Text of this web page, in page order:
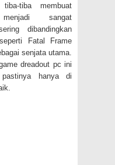
tiba membuat
sangat
dibandingkan
Fatal Frame
senjata utama.
dreadout pc ini
hanya di